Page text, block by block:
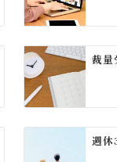
裁量
週休